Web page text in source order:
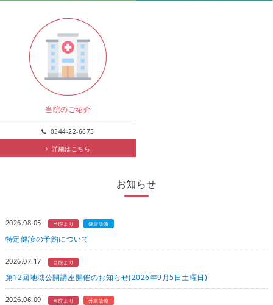
当院のご紹介
0544-22-6675
詳細はこちら
お知らせ
2026.08.05 当院より 健康診断
特定健診の予約について
2026.07.17 当院より
第12回地域公開講座開催のお知らせ(2026年9月5日土曜日)
2026.06.09 当院より 外来診療